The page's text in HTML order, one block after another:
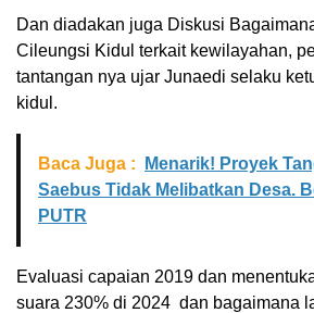
Dan diadakan juga Diskusi
Cileungsi Kidul terkait kewilayahan,
tantangan nya ujar Junaedi selaku
kidul.
Baca Juga :
Menarik! Proyek
Saebus Tidak Melibatkan Desa.
PUTR
Evaluasi capaian 2019 dan
suara 230% di 2024 dan bagaimana